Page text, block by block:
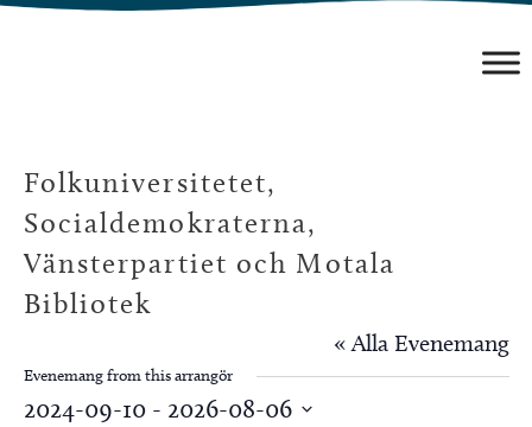
Hoppa
Folkuniversitetet,
Socialdemokraterna,
Vänsterpartiet och Motala
Bibliotek
« Alla Evenemang
Evenemang from this arrangör
2024-09-10 - 2026-08-06